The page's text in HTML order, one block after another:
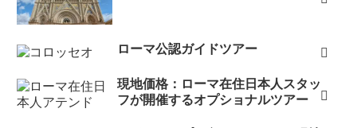
ローマ公認ガイドツアー
現地価格：ローマ在住日本人スタッ
フが開催するオプショナルツアー